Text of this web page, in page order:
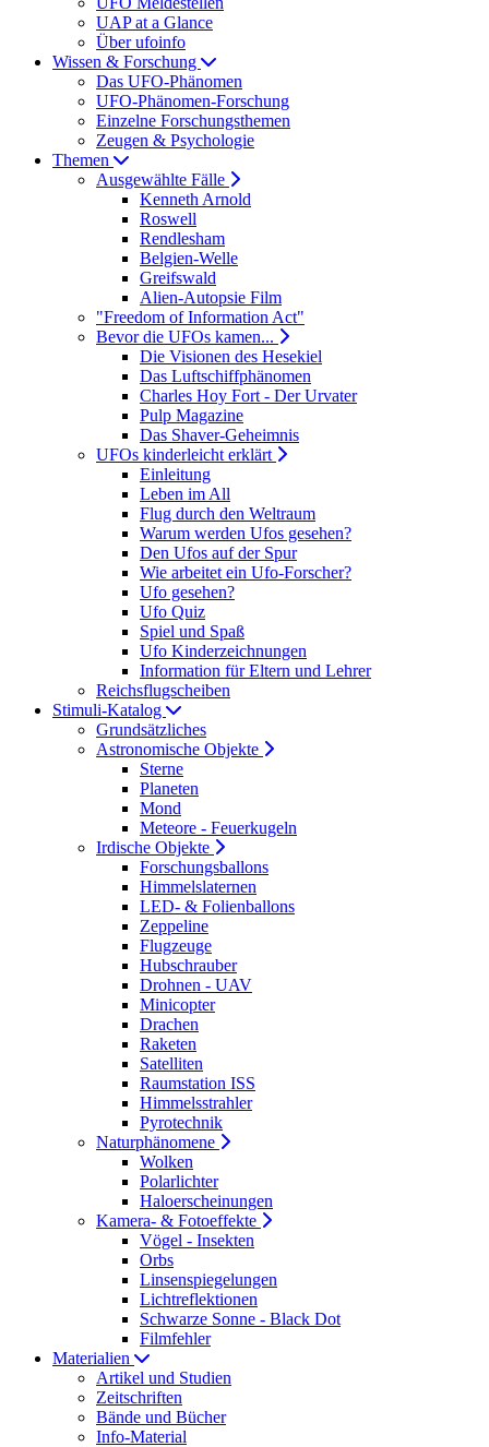
UAP at a Glance
Über ufoinfo
Wissen & Forschung
Das UFO-Phänomen
UFO-Phänomen-Forschung
Einzelne Forschungsthemen
Zeugen & Psychologie
Themen
Ausgewählte Fälle
Kenneth Arnold
Roswell
Rendlesham
Belgien-Welle
Greifswald
Alien-Autopsie Film
"Freedom of Information Act"
Bevor die UFOs kamen...
Die Visionen des Hesekiel
Das Luftschiffphänomen
Charles Hoy Fort - Der Urvater
Pulp Magazine
Das Shaver-Geheimnis
UFOs kinderleicht erklärt
Einleitung
Leben im All
Flug durch den Weltraum
Warum werden Ufos gesehen?
Den Ufos auf der Spur
Wie arbeitet ein Ufo-Forscher?
Ufo gesehen?
Ufo Quiz
Spiel und Spaß
Ufo Kinderzeichnungen
Information für Eltern und Lehrer
Reichsflugscheiben
Stimuli-Katalog
Grundsätzliches
Astronomische Objekte
Sterne
Planeten
Mond
Meteore - Feuerkugeln
Irdische Objekte
Forschungsballons
Himmelslaternen
LED- & Folienballons
Zeppeline
Flugzeuge
Hubschrauber
Drohnen - UAV
Minicopter
Drachen
Raketen
Satelliten
Raumstation ISS
Himmelsstrahler
Pyrotechnik
Naturphänomene
Wolken
Polarlichter
Haloerscheinungen
Kamera- & Fotoeffekte
Vögel - Insekten
Orbs
Linsenspiegelungen
Lichtreflektionen
Schwarze Sonne - Black Dot
Filmfehler
Materialien
Artikel und Studien
Zeitschriften
Bände und Bücher
Info-Material